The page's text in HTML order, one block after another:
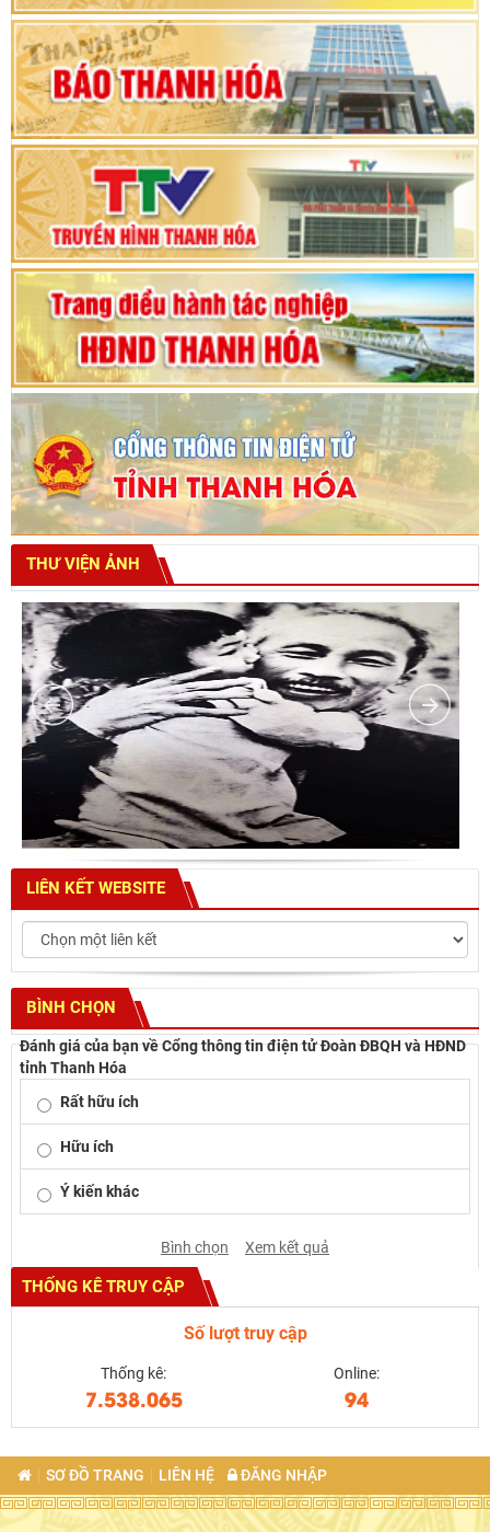
Khai mạc Kỳ họp bất thường lần thứ 9, Quốc
hội khóa XV
Phiên thảo luận Kỳ họp thứ 24, HĐND tỉnh
Thanh Hóa khóa XVIII, nhiệm kỳ 2021 - 2026
Bế mạc Kỳ họp thứ hai bốn, Hội đồng nhân dân
tỉnh khoá XVIII
THƯ VIỆN ẢNH
LIÊN KẾT WEBSITE
BÌNH CHỌN
Đánh giá của bạn về Cổng thông tin điện tử Đoàn ĐBQH và HĐND
tỉnh Thanh Hóa
Rất hữu ích
Hữu ích
Ý kiến khác
Bình chọn Xem kết quả
THỐNG KÊ TRUY CẬP
Số lượt truy cập
Thống kê:
7.538.065
Online:
94
SƠ ĐỒ TRANG LIÊN HỆ ĐĂNG NHẬP